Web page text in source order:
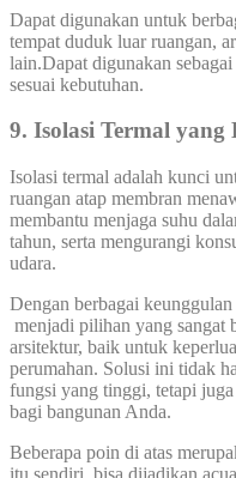
Dapat digunakan untuk
tempat duduk luar ruangan,
lain.Dapat digunakan
sesuai kebutuhan.
9. Isolasi Termal yang
Isolasi termal adalah kunci
ruangan atap membran
membantu menjaga suhu
tahun, serta mengurangi
udara.
Dengan berbagai
menjadi pilihan yang sangat
arsitektur, baik untuk
perumahan. Solusi ini tidak
fungsi yang tinggi, tetapi
bagi bangunan Anda.
Beberapa poin di atas
itu sendiri, bisa dijadikan